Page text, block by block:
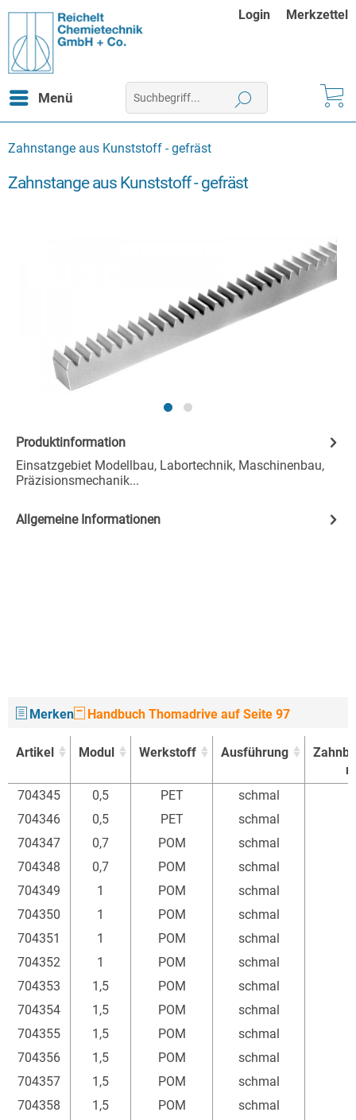
Login Merkzettel
Menü
Zahnstange aus Kunststoff - gefräst
Zahnstange aus Kunststoff - gefräst
Produktinformation
Einsatzgebiet Modellbau, Labortechnik, Maschinenbau,
Präzisionsmechanik...
Allgemeine Informationen
Merken Handbuch Thomadrive auf Seite 97
Artikel Modul Werkstoff Ausführung
Artikel
Modul Werkstoff Ausführung
704345 0,5 PET schmal
704346
0,5 PET schmal
704347
0,7 POM schmal
704348
0,7 POM schmal
704349
1 POM schmal
704350
1 POM schmal
704351
1 POM schmal
704352
1 POM schmal
704353
1,5 POM schmal
704354
1,5 POM schmal
704355
1,5 POM schmal
704356
1,5 POM schmal
704357
1,5 POM schmal
704358
1,5 POM schmal